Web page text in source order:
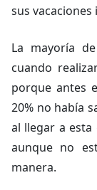
sus vacaciones
La mayoría
cuando
porque antes
20% no había
al llegar a esta
aunque no
manera.